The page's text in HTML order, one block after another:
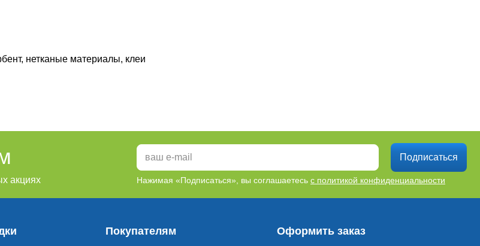
нетканые материалы, клеи
акциях
Подписаться
Нажимая «Подписаться», вы соглашаетесь с политикой конфиденциальности
Покупателям Оформить заказ